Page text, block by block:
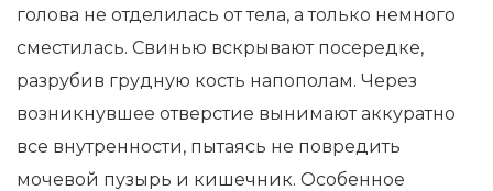
голова не отделилась от тела, а только немного
сместилась. Свинью вскрывают посередке,
разрубив грудную кость напополам. Через
возникнувшее отверстие вынимают аккуратно
все внутренности, пытаясь не повредить
мочевой пузырь и кишечник. Особенное